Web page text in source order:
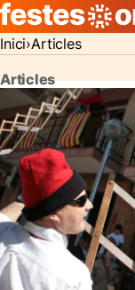
Inici Articles
Articles